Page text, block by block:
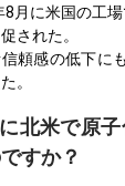
月に米国の工
された。
頼感の低下に
。
北米で原
すか？